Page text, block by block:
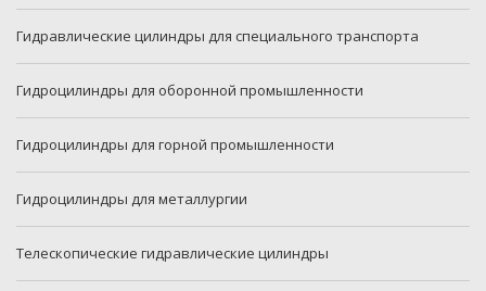
Гидравлические цилиндры для специального транспорта
Гидроцилиндры для оборонной промышленности
Гидроцилиндры для горной промышленности
Гидроцилиндры для металлургии
Телескопические гидравлические цилиндры